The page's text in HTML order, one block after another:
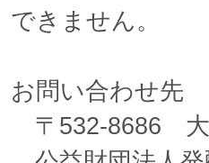
できません。
お問い合わせ先
〒532-8686 大